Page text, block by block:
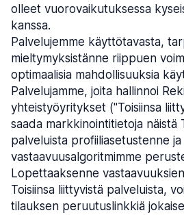
olleet vuorovaikutuksessa
kanssa.
Palvelujemme käyttötavasta,
mieltymyksistänne riippuen
optimaalisia mahdollisuuksia
Palvelujamme, joita hallinnoi
yhteistyöyritykset ("Toisiinsa
saada markkinointitietoja näistä
palveluista profiiliasetustenne ja
vastaavuusalgoritmimme
Lopettaaksenne
Toisiinsa liittyvistä palveluista,
tilauksen peruutuslinkkiä